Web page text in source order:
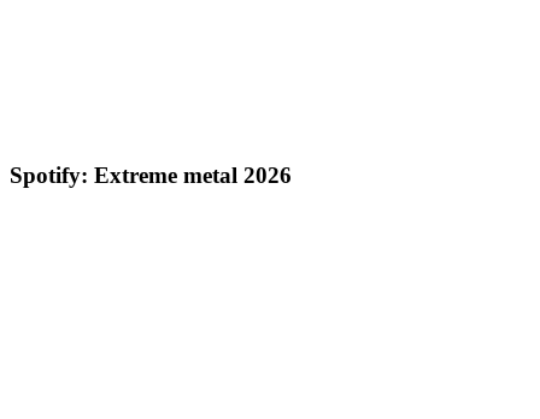
Spotify: Extreme metal 2026